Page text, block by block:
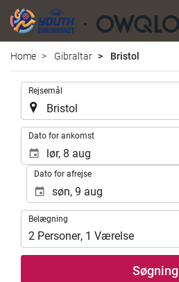
Home Gibraltar Bristol
Rejsemål
Dato for ankomst
Dato for afrejse
Belægning
Belægning
2 Personer, 1 Værelse
Søgning